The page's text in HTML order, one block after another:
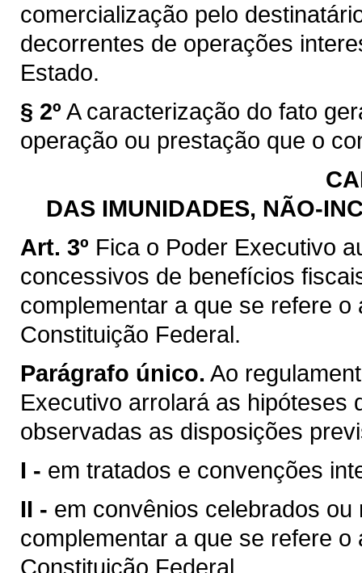
comercialização pelo
decorrentes de operações
Estado.
§ 2º A caracterização do fato
operação ou prestação que o
DAS IMUNIDADES, NÃO-
Art. 3º Fica o Poder Executivo
concessivos de benefícios
complementar a que se refere
Constituição Federal.
Parágrafo único. Ao
Executivo arrolará as hipóteses
observadas as disposições
I - em tratados e convenções
II - em convênios celebrados
complementar a que se refere
Constituição Federal.